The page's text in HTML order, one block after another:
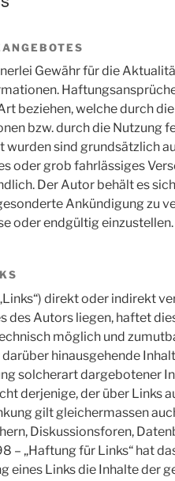
Gewähr für die
beziehen, welche durch
bzw. durch die Nutzung
sind grundsätzlich
oder grob fahrlässiges
Der Autor behält es
Ankündigung zu
oder endgültig einzustellen.
direkt oder indirekt
Autors liegen, haftet
möglich und
hinausgehende
solcherart dargebotener
derjenige, der über Links
gilt gleichermassen
Diskussionsforen,
– „Haftung für Links“ hat
eines Links die Inhalte der